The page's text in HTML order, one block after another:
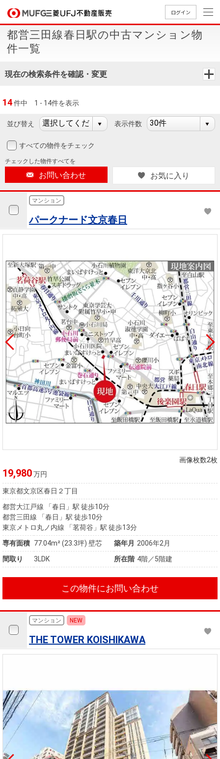
ログイン
買いたいTOP
中古
マン
ショ
ンを
探す
築・
中古
を探
資
用
物
件
を
探
す
用物
件を
探す
購入向け
サービス
住宅ロー
ンシミュ
レーショ
ン
住まい1プ
ラス（お
役立ちコ
ラム）
税金の本
（電子ブ
ック）
売りたいTOP
無
料
査
定
却
相
取り
金額
試算
売却向け
サービス
周辺相場
検索
住まい1プ
ラス（お
役立ちコ
ラム）
住まいと
暮らしの
税金の本
売却ガイ
ド
店舗案内TOP
店舗のご
案内（首
都圏）
古屋）
案内（関
西）
会社情報TOP
ごあいさ
つ
Way
経営ビジ
ョン
沿革
本社地
ニュース
会社案内
（電子ブ
ック版）
採用情報TOP
新卒採用
情報
買いたい
売りたい
店舗案内
会社情報
採用情報
法人のお客さま
提携企業にお勤めの方
閉じる
都営三田線春日駅の中古マンション物
件一覧
現在の検索条件を確認・変更
14件中 1 - 14件を表示
並び替え 表示件数
すべての物件をチェック
チェックした物件すべてを
お問い合わせ お気に入り
マンション
パークナード文京春日
画像枚数2枚
19,980万円
東京都文京区春日２丁目
都営大江戸線 「春日」駅 徒歩10分
都営三田線 「春日」駅 徒歩10分
東京メトロ丸ノ内線 「茗荷谷」駅 徒歩13分
専有面積 77.04m²(23.3坪) 壁芯 築年月 2006年2月
間取り
3LDK 所在階 4階／5階建
この物件にお問い合わせ
マンション NEW
THE TOWER KOISHIKAWA